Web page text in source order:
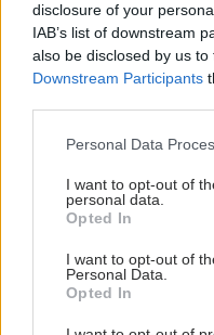
disclosure of your
IAB’s list of downstream
also be disclosed by us
Downstream Participants
Please note that this
not limited to your visit or
grant or deny consent to
use your data for below
consent section.
Personal Data
I want to opt-out of
personal data.
Opted In
I want to opt-out of
Personal Data.
Opted In